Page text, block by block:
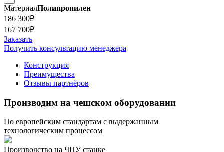
МатериалПолипропилен
186 300₽
167 700₽
Заказать
Получить консультацию менеджера
Конструкция
Преимущества
Отзывы партнёров
Производим на чешском оборудовании
По европейским стандартам с выдержанным
технологическим процессом
Производство на ЧПУ станке